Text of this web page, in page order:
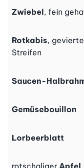
Zwiebel, fein
Rotkabis,
Streifen
Saucen-
Gemüsebouillon
Lorbeerblatt